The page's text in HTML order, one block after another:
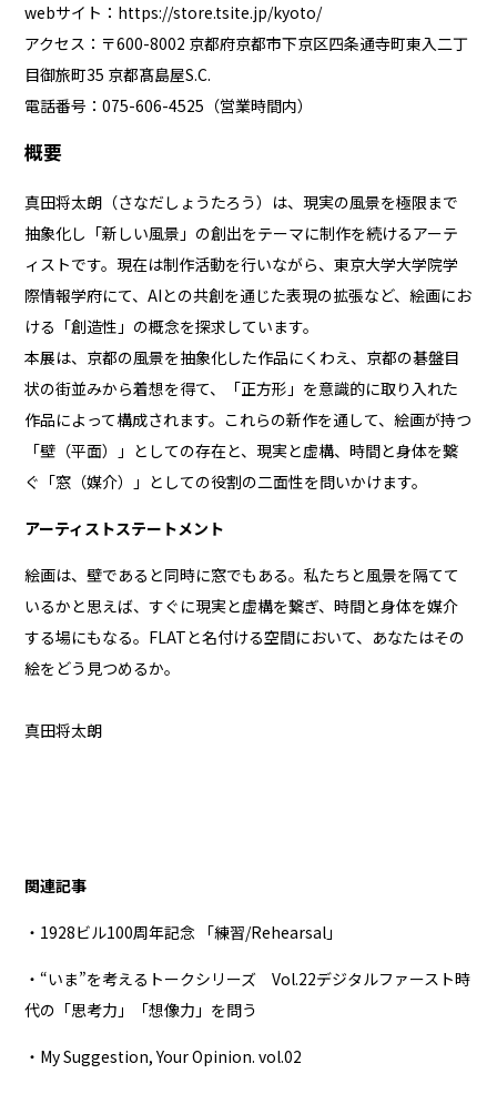
webサイト： https://store.tsite.jp/kyoto/
アクセス：〒600-8002 京都府京都市下京区四条通寺町東⼊⼆丁
⽬御旅町35 京都髙島屋S.C.
電話番号：075-606-4525（営業時間内）
概要
真田将太朗（さなだしょうたろう）は、現実の風景を極限まで
抽象化し「新しい風景」の創出をテーマに制作を続けるアーテ
ィストです。現在は制作活動を行いながら、東京大学大学院学
際情報学府にて、AIとの共創を通じた表現の拡張など、絵画にお
ける「創造性」の概念を探求しています。
本展は、京都の風景を抽象化した作品にくわえ、京都の碁盤目
状の街並みから着想を得て、「正方形」を意識的に取り入れた
作品によって構成されます。これらの新作を通して、絵画が持つ
「壁（平面）」としての存在と、現実と虚構、時間と身体を繋
ぐ「窓（媒介）」としての役割の二面性を問いかけます。
アーティストステートメント
絵画は、壁であると同時に窓でもある。私たちと風景を隔てて
いるかと思えば、すぐに現実と虚構を繋ぎ、時間と身体を媒介
する場にもなる。FLATと名付ける空間において、あなたはその
絵をどう見つめるか。
真田将太朗
関連記事
・1928ビル100周年記念 「練習/Rehearsal」
・“いま”を考えるトークシリーズ Vol.22デジタルファースト時
代の「思考力」「想像力」を問う
・My Suggestion, Your Opinion. vol.02